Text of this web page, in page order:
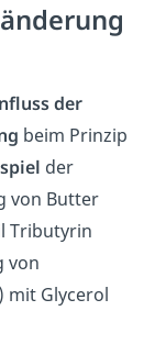
der
beim Prinzip
der
von Butter
Tributyrin
von
mit Glycerol